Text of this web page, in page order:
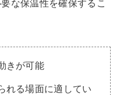
な保温性を確保するこ
きが可能
れる場面に適してい